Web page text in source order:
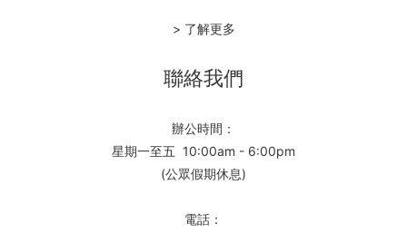
> 了解更多
聯絡我們
辦公時間：
星期一至五 10:00am - 6:00pm
(公眾假期休息)
電話：